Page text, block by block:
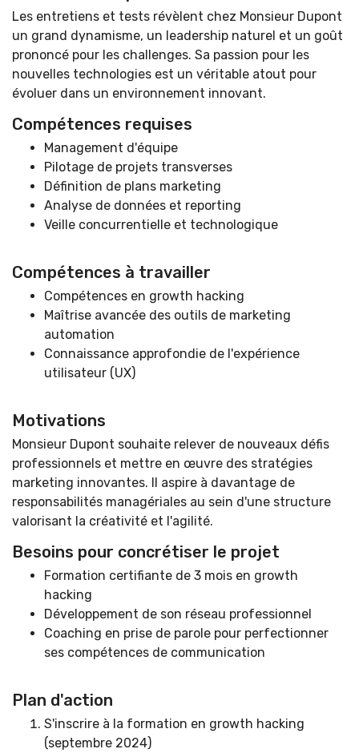
Les entretiens et tests révèlent chez Monsieur Dupont
un grand dynamisme, un leadership naturel et un goût
prononcé pour les challenges. Sa passion pour les
nouvelles technologies est un véritable atout pour
évoluer dans un environnement innovant.
Compétences requises
Management d'équipe
Pilotage de projets transverses
Définition de plans marketing
Analyse de données et reporting
Veille concurrentielle et technologique
Compétences à travailler
Compétences en growth hacking
Maîtrise avancée des outils de marketing
automation
Connaissance approfondie de l'expérience
utilisateur (UX)
Motivations
Monsieur Dupont souhaite relever de nouveaux défis
professionnels et mettre en œuvre des stratégies
marketing innovantes. Il aspire à davantage de
responsabilités managériales au sein d'une structure
valorisant la créativité et l'agilité.
Besoins pour concrétiser le projet
Formation certifiante de 3 mois en growth
hacking
Développement de son réseau professionnel
Coaching en prise de parole pour perfectionner
ses compétences de communication
Plan d'action
S'inscrire à la formation en growth hacking
(septembre 2024)